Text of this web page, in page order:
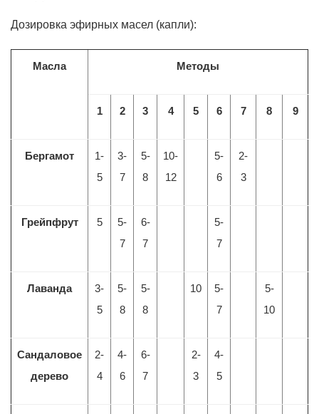
Дозировка эфирных масел (капли):
Масла Методы
1 2 3 4 5 6 7 8 9
Бергамот
1-
5
3-
7
5-
8
10-
12
5-
6
2-
3
Грейпфрут 5
5-
7
6-
7
5-
7
Лаванда
3-
5
5-
8
5-
8
10
5-
7
5-
10
Сандаловое
дерево
2-
4
4-
6
6-
7
2-
3
4-
5